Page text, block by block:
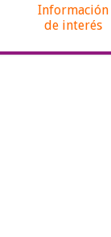
Información
de interés